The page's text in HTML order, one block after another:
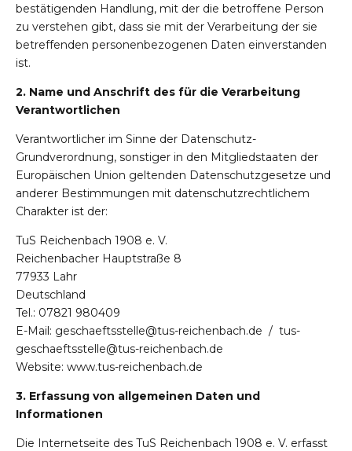
bestätigenden Handlung, mit der die betroffene Person
zu verstehen gibt, dass sie mit der Verarbeitung der sie
betreffenden personenbezogenen Daten einverstanden
ist.
2. Name und Anschrift des für die Verarbeitung
Verantwortlichen
Verantwortlicher im Sinne der Datenschutz-
Grundverordnung, sonstiger in den Mitgliedstaaten der
Europäischen Union geltenden Datenschutzgesetze und
anderer Bestimmungen mit datenschutzrechtlichem
Charakter ist der:
TuS Reichenbach 1908 e. V.
Reichenbacher Hauptstraße 8
77933 Lahr
Deutschland
Tel.: 07821 980409
E-Mail: geschaeftsstelle@tus-reichenbach.de / tus-
geschaeftsstelle@tus-reichenbach.de
Website: www.tus-reichenbach.de
3. Erfassung von allgemeinen Daten und
Informationen
Die Internetseite des TuS Reichenbach 1908 e. V. erfasst